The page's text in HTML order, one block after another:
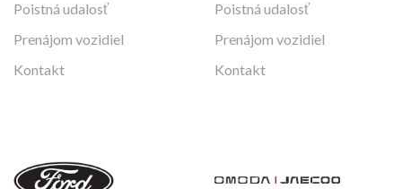
Poistná udalosť
Prenájom vozidiel
Kontakt
Poistná udalosť
Prenájom vozidiel
Kontakt